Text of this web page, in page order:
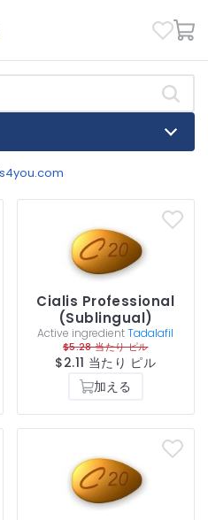
Cialis Professional
(Sublingual)
Active ingredientTadalafil
$5.28 当たり ピル
$2.11 当たり ピル
加える